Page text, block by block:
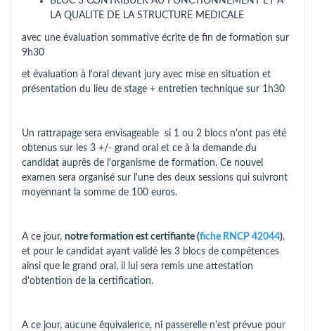
LA QUALITE DE LA STRUCTURE MEDICALE
avec une évaluation sommative écrite de fin de formation sur
9h30
et évaluation à l'oral devant jury avec mise en situation et
présentation du lieu de stage + entretien technique sur 1h30
Un rattrapage sera envisageable si 1 ou 2 blocs n'ont pas été
obtenus sur les 3 +/- grand oral et ce à la demande du
candidat auprès de l'organisme de formation. Ce nouvel
examen sera organisé sur l'une des deux sessions qui suivront
moyennant la somme de 100 euros.
A ce jour, notre formation est certifiante (fiche RNCP 42044),
et pour le candidat ayant validé les 3 blocs de compétences
ainsi que le grand oral, il lui sera remis une attestation
d'obtention de la certification.
A ce jour, aucune équivalence, ni passerelle n'est prévue pour